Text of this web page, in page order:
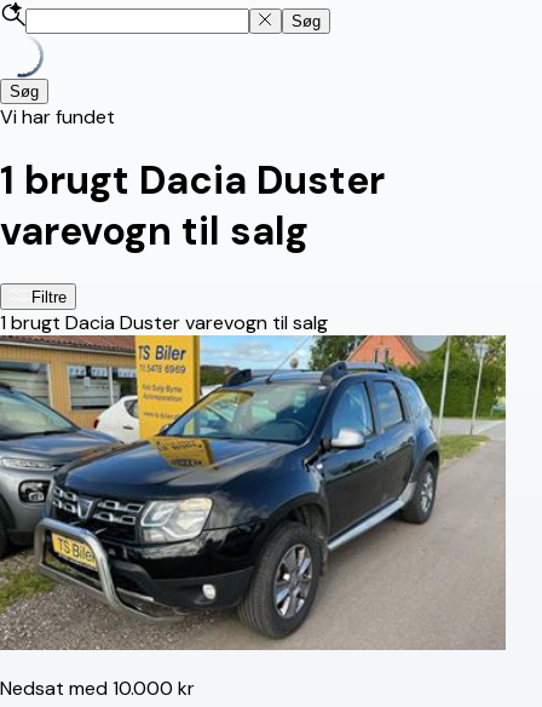
Søg
Søg
Vi har fundet
1 brugt Dacia Duster
varevogn til salg
Filtre
1brugt Dacia Duster varevogn til salg
Nedsat med 10.000 kr